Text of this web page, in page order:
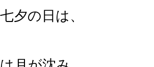
夕の日は、